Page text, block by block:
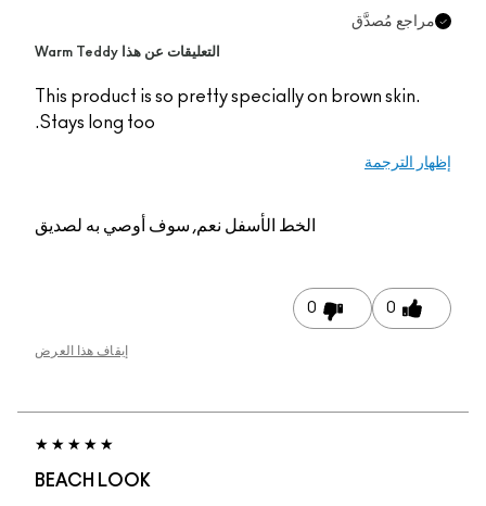
مراجع مُصدَّق
التعليقات عن هذا Warm Teddy
This product is so pretty specially on brown skin.
Stays long too.
الترجمة
الخط الأسفل نعم, سوف أوصي به لصديق
إيقاف هذا العرض
BEACH LOOK